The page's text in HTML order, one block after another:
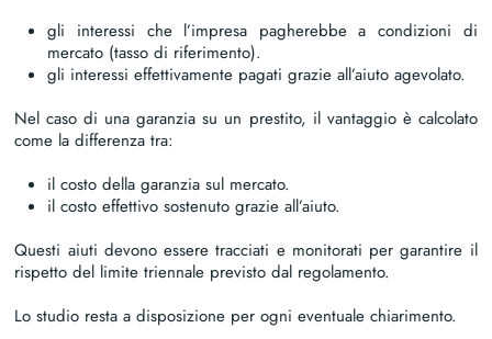
gli interessi che l’impresa pagherebbe a condizioni di
mercato (tasso di riferimento).
gli interessi effettivamente pagati grazie all’aiuto agevolato.
Nel caso di una garanzia su un prestito, il vantaggio è calcolato
come la differenza tra:
il costo della garanzia sul mercato.
il costo effettivo sostenuto grazie all’aiuto.
Questi aiuti devono essere tracciati e monitorati per garantire il
rispetto del limite triennale previsto dal regolamento.
Lo studio resta a disposizione per ogni eventuale chiarimento.